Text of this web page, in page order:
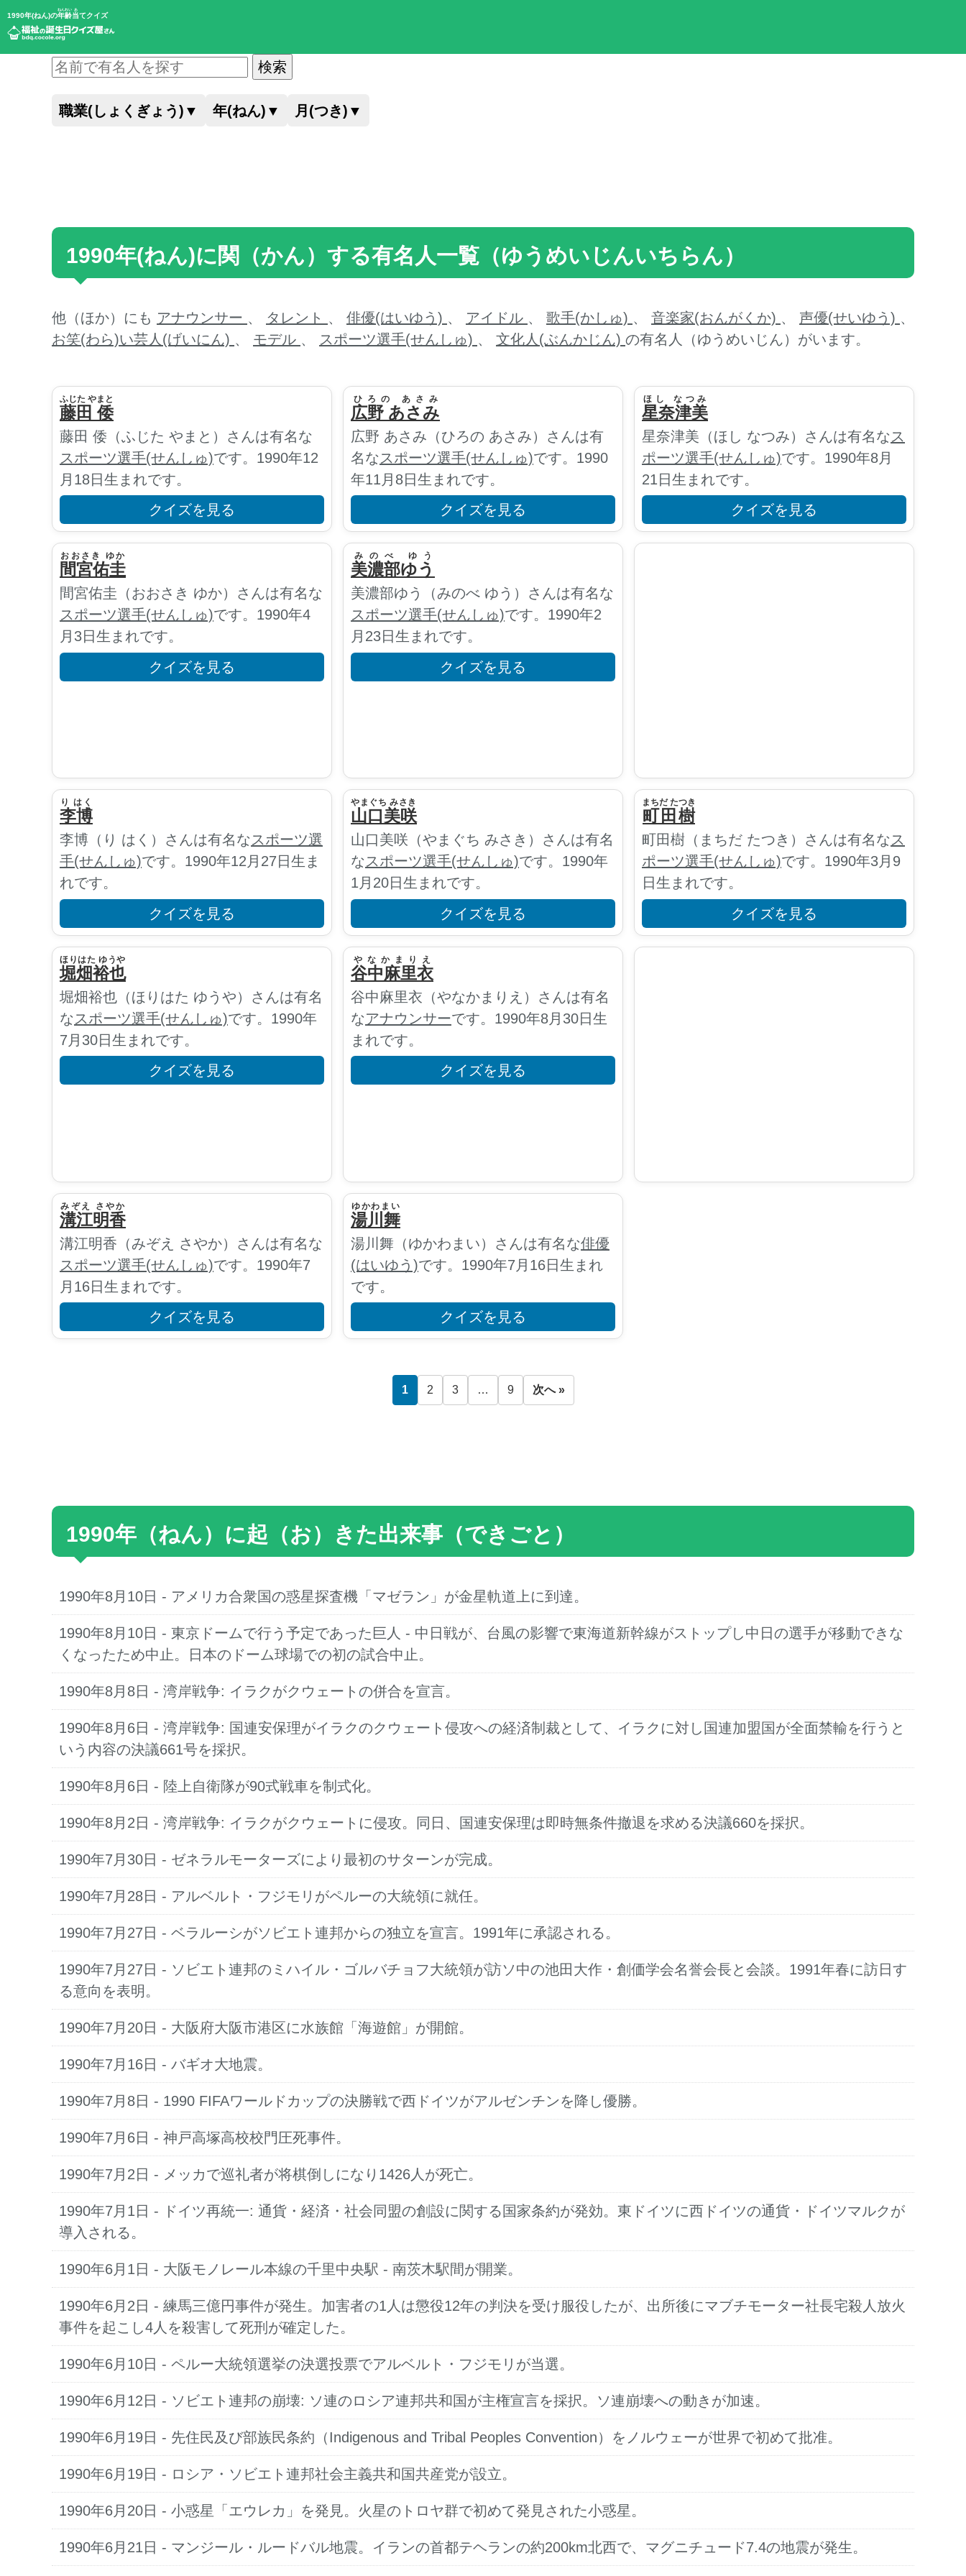
1990年(ねん)の年齢
ねんれい
当
あ
てクイズ
検索
職業(しょくぎょう) ▼ 年(ねん) ▼ 月(つき) ▼
1990年(ねん)に関（かん）する有名人一覧（ゆうめいじんいちらん）
他（ほか）にも アナウンサー 、 タレント 、 俳優(はいゆう) 、 アイドル 、 歌手(かしゅ) 、 音楽家(おんがくか) 、 声優(せいゆう) 、
お笑(わら)い芸人(げいにん) 、 モデル 、 スポーツ選手(せんしゅ) 、 文化人(ぶんかじん) の有名人（ゆうめいじん）がいます。
藤田 倭
ふじた やまと
藤田 倭（ふじた やまと）さんは有名な
スポーツ選手(せんしゅ)です。1990年12
月18日生まれです。
クイズを見る
広野 あさみ
ひろの あさみ
広野 あさみ（ひろの あさみ）さんは有
名な スポーツ選手(せんしゅ)です。1990
年11月8日生まれです。
クイズを見る
星奈津美
ほし なつみ
星奈津美（ほし なつみ）さんは有名な ス
ポーツ選手(せんしゅ)です。1990年8月
21日生まれです。
クイズを見る
間宮佑圭
おおさき ゆか
間宮佑圭（おおさき ゆか）さんは有名な
スポーツ選手(せんしゅ)です。1990年4
月3日生まれです。
クイズを見る
美濃部ゆう
みのべ ゆう
美濃部ゆう（みのべ ゆう）さんは有名な
スポーツ選手(せんしゅ)です。1990年2
月23日生まれです。
クイズを見る
李博
り はく
李博（り はく）さんは有名な スポーツ選
手(せんしゅ)です。1990年12月27日生ま
れです。
クイズを見る
山口美咲
やまぐち みさき
山口美咲（やまぐち みさき）さんは有名
な スポーツ選手(せんしゅ)です。1990年
1月20日生まれです。
クイズを見る
町田樹
まちだ たつき
町田樹（まちだ たつき）さんは有名な ス
ポーツ選手(せんしゅ)です。1990年3月9
日生まれです。
クイズを見る
堀畑裕也
ほりはた ゆうや
堀畑裕也（ほりはた ゆうや）さんは有名
な スポーツ選手(せんしゅ)です。1990年
7月30日生まれです。
クイズを見る
谷中麻里衣
やなかまりえ
谷中麻里衣（やなかまりえ）さんは有名
なアナウンサーです。1990年8月30日生
まれです。
クイズを見る
溝江明香
みぞえ さやか
溝江明香（みぞえ さやか）さんは有名な
スポーツ選手(せんしゅ)です。1990年7
月16日生まれです。
クイズを見る
湯川舞
ゆかわまい
湯川舞（ゆかわまい）さんは有名な俳優
(はいゆう)です。1990年7月16日生まれ
です。
クイズを見る
1 2 3 … 9 次へ »
1990年（ねん）に起（お）きた出来事（できごと）
1990年8月10日 - アメリカ合衆国の惑星探査機「マゼラン」が金星軌道上に到達。
1990年8月10日 - 東京ドームで行う予定であった巨人 - 中日戦が、台風の影響で東海道新幹線がストップし中日の選手が移動できな
くなったため中止。日本のドーム球場での初の試合中止。
1990年8月8日 - 湾岸戦争: イラクがクウェートの併合を宣言。
1990年8月6日 - 湾岸戦争: 国連安保理がイラクのクウェート侵攻への経済制裁として、イラクに対し国連加盟国が全面禁輸を行うと
いう内容の決議661号を採択。
1990年8月6日 - 陸上自衛隊が90式戦車を制式化。
1990年8月2日 - 湾岸戦争: イラクがクウェートに侵攻。同日、国連安保理は即時無条件撤退を求める決議660を採択。
1990年7月30日 - ゼネラルモーターズにより最初のサターンが完成。
1990年7月28日 - アルベルト・フジモリがペルーの大統領に就任。
1990年7月27日 - ベラルーシがソビエト連邦からの独立を宣言。1991年に承認される。
1990年7月27日 - ソビエト連邦のミハイル・ゴルバチョフ大統領が訪ソ中の池田大作・創価学会名誉会長と会談。1991年春に訪日す
る意向を表明。
1990年7月20日 - 大阪府大阪市港区に水族館「海遊館」が開館。
1990年7月16日 - バギオ大地震。
1990年7月8日 - 1990 FIFAワールドカップの決勝戦で西ドイツがアルゼンチンを降し優勝。
1990年7月6日 - 神戸高塚高校校門圧死事件。
1990年7月2日 - メッカで巡礼者が将棋倒しになり1426人が死亡。
1990年7月1日 - ドイツ再統一: 通貨・経済・社会同盟の創設に関する国家条約が発効。東ドイツに西ドイツの通貨・ドイツマルクが
導入される。
1990年6月1日 - 大阪モノレール本線の千里中央駅 - 南茨木駅間が開業。
1990年6月2日 - 練馬三億円事件が発生。加害者の1人は懲役12年の判決を受け服役したが、出所後にマブチモーター社長宅殺人放火
事件を起こし4人を殺害して死刑が確定した。
1990年6月10日 - ペルー大統領選挙の決選投票でアルベルト・フジモリが当選。
1990年6月12日 - ソビエト連邦の崩壊: ソ連のロシア連邦共和国が主権宣言を採択。ソ連崩壊への動きが加速。
1990年6月19日 - 先住民及び部族民条約（Indigenous and Tribal Peoples Convention）をノルウェーが世界で初めて批准。
1990年6月19日 - ロシア・ソビエト連邦社会主義共和国共産党が設立。
1990年6月20日 - 小惑星「エウレカ」を発見。火星のトロヤ群で初めて発見された小惑星。
1990年6月21日 - マンジール・ルードバル地震。イランの首都テヘランの約200km北西で、マグニチュード7.4の地震が発生。